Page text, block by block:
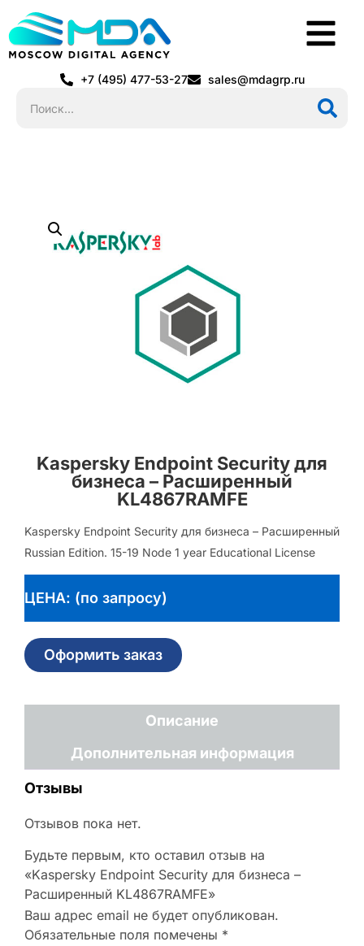
+7 (495) 477-53-27 sales@mdagrp.ru
Kaspersky Endpoint Security для
бизнеса – Расширенный
KL4867RAMFE
Kaspersky Endpoint Security для бизнеса – Расширенный
Russian Edition. 15-19 Node 1 year Educational License
ЦЕНА: (по запросу)
Оформить заказ
Описание
Дополнительная информация
Отзывы
Отзывов пока нет.
Будьте первым, кто оставил отзыв на
«Kaspersky Endpoint Security для бизнеса –
Расширенный KL4867RAMFE»
Ваш адрес email не будет опубликован.
Обязательные поля помечены *